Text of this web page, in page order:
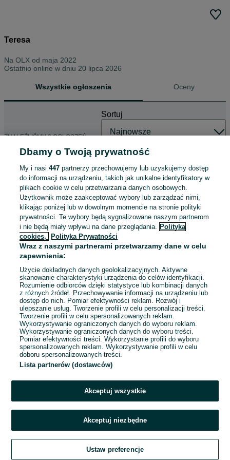
Teresa
Na OLX od maja 2022
Ostatnio online w dniu 20 lipca 2026
Wszystkie ogłoszenia Oceny
ZNALEŹLIŚMY 0 OGŁOSZEŃ
Sortuj
Dbamy o Twoją prywatność
My i nasi447 partnerzy przechowujemy lub uzyskujemy dostęp
do informacji na urządzeniu, takich jak unikalne identyfikatory w
plikach cookie w celu przetwarzania danych osobowych.
Użytkownik może zaakceptować wybory lub zarządzać nimi,
klikając poniżej lub w dowolnym momencie na stronie polityki
prywatności. Te wybory będą sygnalizowane naszym partnerom
i nie będą miały wpływu na dane przeglądania. Polityka
cookies,
Polityka Prywatności
Wraz z naszymi partnerami przetwarzamy dane w celu
zapewnienia:
Użycie dokładnych danych geolokalizacyjnych. Aktywne
skanowanie charakterystyki urządzenia do celów identyfikacji.
Rozumienie odbiorców dzięki statystyce lub kombinacji danych
z różnych źródeł. Przechowywanie informacji na urządzeniu lub
dostęp do nich. Pomiar efektywności reklam. Rozwój i
ulepszanie usług. Tworzenie profili w celu personalizacji treści.
Tworzenie profili w celu spersonalizowanych reklam.
Wykorzystywanie ograniczonych danych do wyboru reklam.
Wykorzystywanie ograniczonych danych do wyboru treści.
Pomiar efektywności treści. Wykorzystanie profili do wyboru
spersonalizowanych reklam. Wykorzystywanie profili w celu
doboru spersonalizowanych treści.
Lista partnerów (dostawców)
Akceptuj wszystkie
Akceptuj niezbędne
Ustaw preferencje